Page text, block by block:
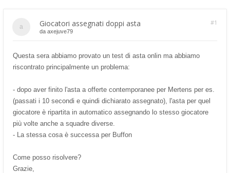
Giocatori assegnati doppi asta #1
da axejuve79
Questa sera abbiamo provato un test di asta onlin ma abbiamo
riscontrato principalmente un problema:
- dopo aver finito l'asta a offerte contemporanee per Mertens per es.
(passati i 10 secondi e quindi dichiarato assegnato), l'asta per quel
giocatore è ripartita in automatico assegnando lo stesso giocatore
più volte anche a squadre diverse.
- La stessa cosa è successa per Buffon
Come posso risolvere?
Grazie,